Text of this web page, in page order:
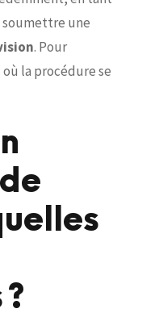
une
. Pour
où la procédure se